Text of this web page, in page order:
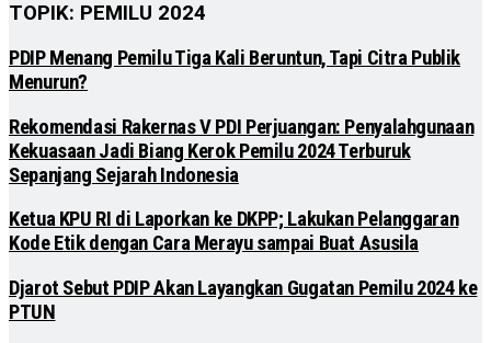
TOPIK: PEMILU 2024
PDIP Menang Pemilu Tiga Kali Beruntun, Tapi Citra Publik
Menurun?
Rekomendasi Rakernas V PDI Perjuangan: Penyalahgunaan
Kekuasaan Jadi Biang Kerok Pemilu 2024 Terburuk
Sepanjang Sejarah Indonesia
Ketua KPU RI di Laporkan ke DKPP; Lakukan Pelanggaran
Kode Etik dengan Cara Merayu sampai Buat Asusila
Djarot Sebut PDIP Akan Layangkan Gugatan Pemilu 2024 ke
PTUN